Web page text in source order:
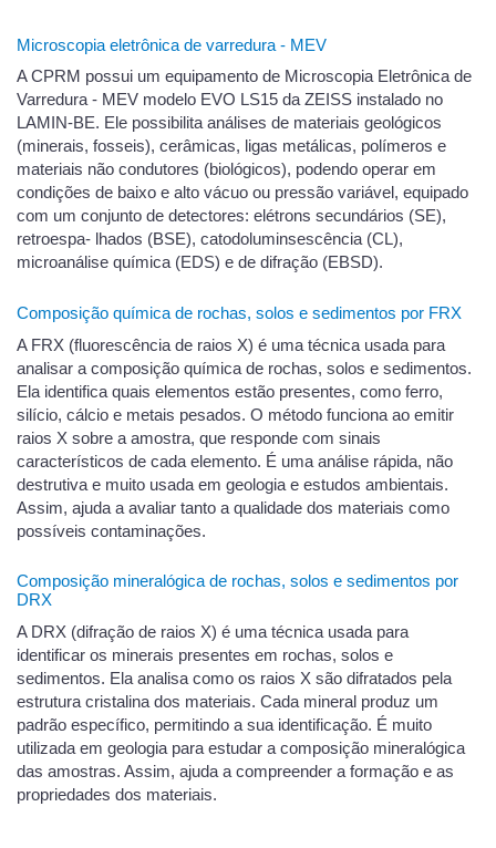
Microscopia eletrônica de varredura - MEV
A CPRM possui um equipamento de Microscopia Eletrônica de
Varredura - MEV modelo EVO LS15 da ZEISS instalado no
LAMIN-BE. Ele possibilita análises de materiais geológicos
(minerais, fosseis), cerâmicas, ligas metálicas, polímeros e
materiais não condutores (biológicos), podendo operar em
condições de baixo e alto vácuo ou pressão variável, equipado
com um conjunto de detectores: elétrons secundários (SE),
retroespa- lhados (BSE), catodoluminsescência (CL),
microanálise química (EDS) e de difração (EBSD).
Composição química de rochas, solos e sedimentos por FRX
A FRX (fluorescência de raios X) é uma técnica usada para
analisar a composição química de rochas, solos e sedimentos.
Ela identifica quais elementos estão presentes, como ferro,
silício, cálcio e metais pesados. O método funciona ao emitir
raios X sobre a amostra, que responde com sinais
característicos de cada elemento. É uma análise rápida, não
destrutiva e muito usada em geologia e estudos ambientais.
Assim, ajuda a avaliar tanto a qualidade dos materiais como
possíveis contaminações.
Composição mineralógica de rochas, solos e sedimentos por
DRX
A DRX (difração de raios X) é uma técnica usada para
identificar os minerais presentes em rochas, solos e
sedimentos. Ela analisa como os raios X são difratados pela
estrutura cristalina dos materiais. Cada mineral produz um
padrão específico, permitindo a sua identificação. É muito
utilizada em geologia para estudar a composição mineralógica
das amostras. Assim, ajuda a compreender a formação e as
propriedades dos materiais.